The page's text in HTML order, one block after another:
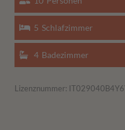
Schlafzimmer
5
Badezimmer
4
Lizenznummer: